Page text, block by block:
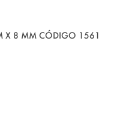
X 8 MM CÓDIGO 1561